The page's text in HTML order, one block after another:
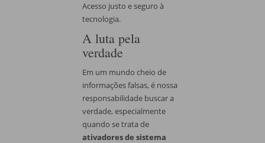
Acesso justo e seguro à
tecnologia.
A luta pela
verdade
Em um mundo cheio de
informações falsas, é nossa
responsabilidade buscar a
verdade, especialmente
quando se trata de
ativadores de sistema